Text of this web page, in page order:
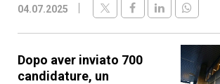
04.07.2025
Dopo aver inviato 700
candidature, un